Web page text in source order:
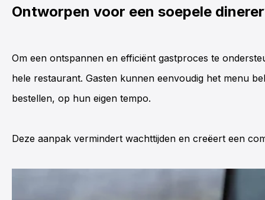
Ontworpen voor een soepele
Om een ontspannen en efficiënt gastproces te
hele restaurant. Gasten kunnen eenvoudig het menu
bestellen, op hun eigen tempo.
Deze aanpak vermindert wachttijden en creëert een